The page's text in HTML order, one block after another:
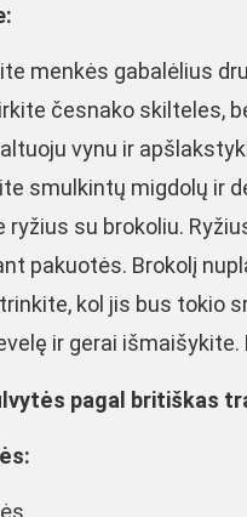
menkės gabalėlius
česnako skilteles,
vynu ir
smulkintų migdolų ir
ryžius su brokoliu.
pakuotės. Brokolį
kol jis bus tokio
ir gerai
pagal britiškas